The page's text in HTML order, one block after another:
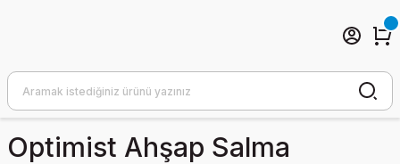
Optimist Ahşap Salma